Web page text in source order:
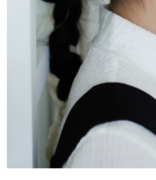
１．透過由恩沛科技股份有限公司提
易，需依本服務之必要範圍內提供個
權轉讓予恩沛科技股份有限公司。
２．關於個人資料處理事宜，請瀏覽
https://aftee.tw/terms/#terms3
３．未成年的使用者請事先徵得法定
「AFTEE先享後付」，若未經同意申
４．使用「AFTEE先享後付」時，將
時審查核予不同之上限額度；若仍有
請求用戶進行身份認證。
５．嚴禁一人註冊多個帳號或使用他
恩沛科技股份有限公司將有權停止該